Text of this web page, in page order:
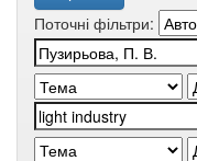
Поточні фільтри: